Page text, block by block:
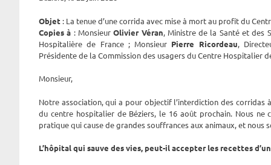
Objet : La tenue d’une corrida avec mise à mort au profit du
Copies à : MonsieurOlivier Véran, Ministre de la Santé et des
Hospitalière de France ; Monsieur Pierre Ricordeau,
Présidente de la Commission des usagers du Centre Hospitalier
Monsieur,
Notre association, qui a pour objectif l’interdiction des corridas
du centre hospitalier de Béziers, le 16 août prochain. Nous ne
pratique qui cause de grandes souffrances aux animaux, et
L’hôpital qui sauve des vies, peut-il accepter les recettes